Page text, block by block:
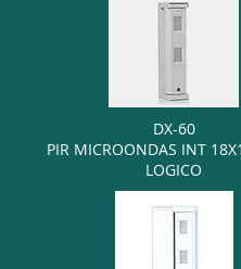
DX-60
PIR MICROONDAS INT
LOGICO